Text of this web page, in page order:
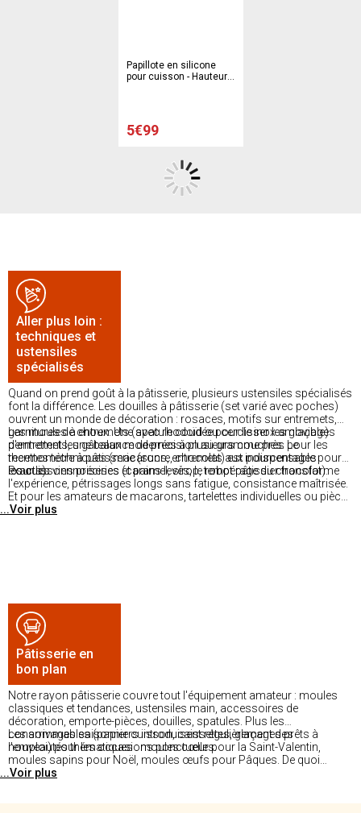
Papillote en silicone
pour cuisson - Hauteur
5€99
Aller plus loin :
techniques et
ustensiles
spécialisés
Quand on prend goût à la pâtisserie, plusieurs ustensiles spécialisés
font la différence. Les douilles à pâtisserie (set varié avec poches)
ouvrent un monde de décoration : rosaces, motifs sur entremets,
garnitures de choux. Une spatule coudée pour lisser les glaçages
d'entremets, une balance de précision au gramme près pour les
recettes techniques (macarons, entremets aux pourcentages
exacts).
Les moules à entremets (avec rhodoïd ou cercle inox amovible)
permettent les gâteaux modernes à plusieurs couches. Le
thermomètre à pâtisserie (sucre, chocolat) est indispensable pour
les cuissons précises (caramel, sirop, tempérage du chocolat).
Pour les viennoiseries et pains levés, le robot pâtissier transforme
l'expérience, pétrissages longs sans fatigue, consistance maîtrisée.
Et pour les amateurs de macarons, tartelettes individuelles ou pièces
montées, des moules en silicone aux formes précises permettent
...Voir plus
Pâtisserie en
bon plan
Notre rayon pâtisserie couvre tout l'équipement amateur : moules
classiques et tendances, ustensiles main, accessoires de
décoration, emporte-pièces, douilles, spatules. Plus les
consommables (papier cuisson, caissettes, glaçages prêts à
l'emploi) pour les occasions ponctuelles.
Les arrivages saisonniers introduisent régulièrement des
nouveautés thématiques : moules cœur pour la Saint-Valentin,
moules sapins pour Noël, moules œufs pour Pâques. De quoi
renouveler l'inspiration au fil de l'année. Disponible dans nos
...Voir plus